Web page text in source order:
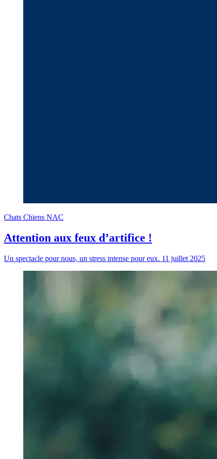
Chats Chiens NAC
Attention aux feux d’artifice !
Un spectacle pour nous, un stress intense pour eux. 11 juillet 2025